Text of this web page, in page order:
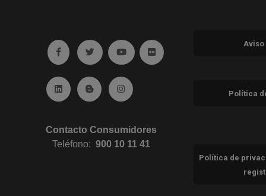
Ir a facebook (abre en ventana nueva)
Ir a twitter (abre en ventana nueva)
Ir a YouTube (abre en ventana
Ir a Flickr (abre en ventana
Ir a Linkedin (abre en ventana nueva)
Ir al Blog (abre en ventana nueva)
Ir a Instagram (abre en ventana
Contacto Consumidores
Teléfono:900 10 11 41
Política
Política de